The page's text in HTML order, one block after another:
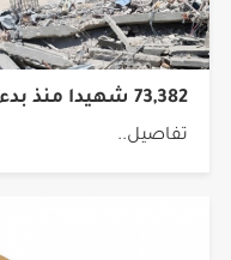
73,382 شهيدا منذ بدء حرب الإبادة على قطاع غزة
تفاصيل..